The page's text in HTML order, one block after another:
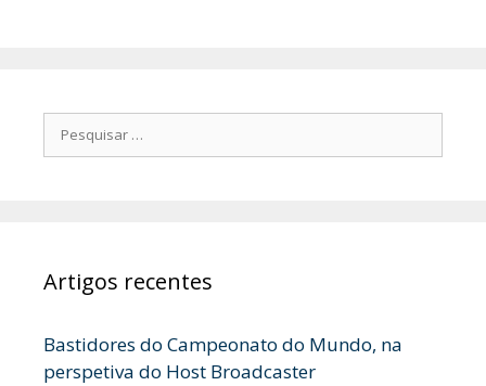
Pesquisar
por:
Artigos recentes
Bastidores do Campeonato do Mundo, na
perspetiva do Host Broadcaster